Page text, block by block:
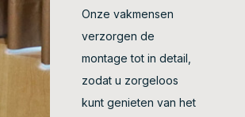
Onze vakmensen
verzorgen de
montage tot in detail,
zodat u zorgeloos
kunt genieten van het